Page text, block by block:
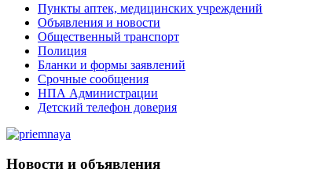
Пункты аптек, медицинских учреждений
Объявления и новости
Общественный транспорт
Полиция
Бланки и формы заявлений
Срочные сообщения
НПА Администрации
Детский телефон доверия
Новости и объявления